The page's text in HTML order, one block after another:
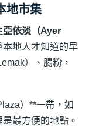
地市集
亞依淡（Ayer
本地人才知道的早
）、腸粉，
）**一帶，如
最方便的地點。